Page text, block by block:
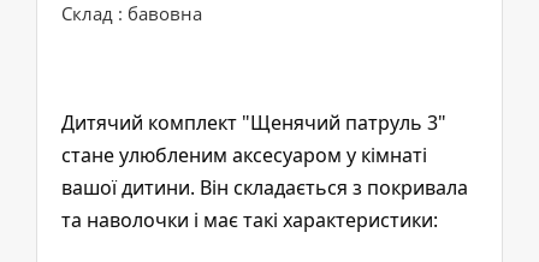
Склад : бавовна
Дитячий комплект "Щенячий патруль 3"
стане улюбленим аксесуаром у кімнаті
вашої дитини. Він складається з покривала
та наволочки і має такі характеристики: